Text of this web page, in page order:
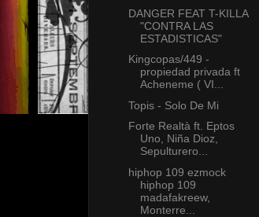
DANGER FEAT T-KILLA
"CONTRA LAS
ESTADISTICAS"
Kingcopas/449 -
propiedad privada ft
Acheneme ( VI...
Topis - Solo De Mi
Forte Realtà ft. Eptos
Uno, Niña Dioz,
Sepulturero...
hiphop 109 ezmock
hiphop 109
madafakreew,
Monterre...